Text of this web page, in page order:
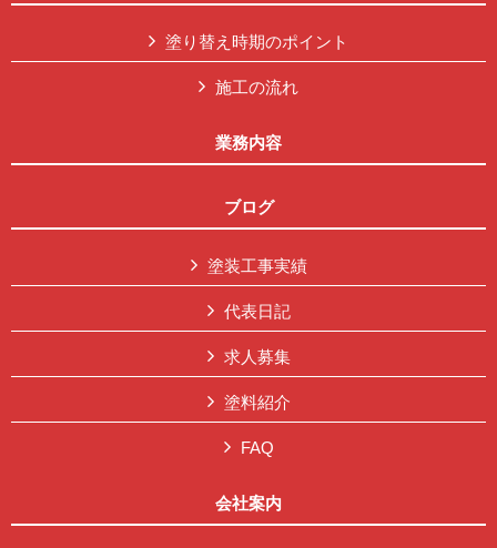
塗り替え時期のポイント
施工の流れ
業務内容
ブログ
塗装工事実績
代表日記
求人募集
塗料紹介
FAQ
会社案内